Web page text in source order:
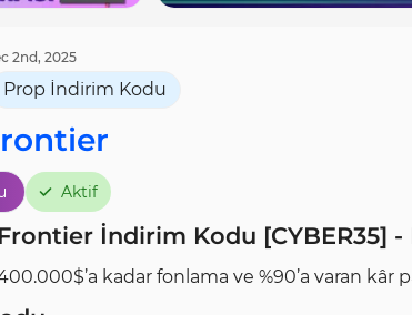
2nd, 2025
Prop İndirim Kodu
Aktif
İndirim Kodu [CYBER35] -
kadar fonlama ve %90’a varan